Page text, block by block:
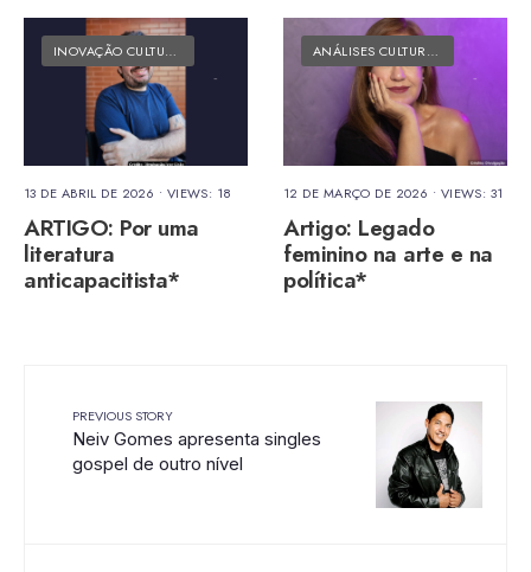
INOVAÇÃO CULTURAL MATÉRIAS DO FOLK
13 DE ABRIL DE 2026 • VIEWS: 18
ARTIGO: Por uma
literatura
anticapacitista*
ANÁLISES CULTURAIS
12 DE MARÇO DE 2026 • VIEWS: 31
Artigo: Legado
feminino na arte e na
política*
PREVIOUS STORY
Neiv Gomes apresenta singles
gospel de outro nível